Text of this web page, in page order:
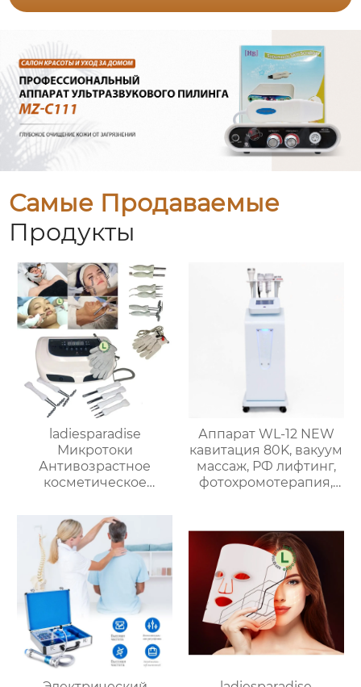
Самые Продаваемые
Продукты
ladiesparadise
Микротоки
Антивозрастное
косметическое
Аппарат WL-12 NEW
кавитация 80K, вакуум
массаж, РФ лифтинг,
фотохромотерапия,